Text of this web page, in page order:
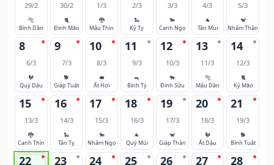
29/2
🐅
Bính Dần
30/2
🐈
Đinh Mão
1/3
🐉
Mậu Thìn
2/3
🐍
Kỷ Tỵ
3/3
🐎
Canh Ngọ
4/3
🐐
Tân Mùi
5/3
🐒
Nhâm Thân
8
6/3
🐓
Quý Dậu
9
7/3
🐕
Giáp Tuất
10
8/3
🐖
Ất Hợi
11
9/3
🐀
Bính Tý
12
10/3
🐂
Đinh Sửu
13
11/3
🐅
Mậu Dần
14
12/3
🐈
Kỷ Mão
15
13/3
🐉
Canh Thìn
16
14/3
🐍
Tân Tỵ
17
15/3
🐎
Nhâm Ngọ
18
16/3
🐐
Quý Mùi
19
17/3
🐒
Giáp Thân
20
18/3
🐓
Ất Dậu
21
19/3
🐕
Bính Tuất
22 23 24 25 26 27 28